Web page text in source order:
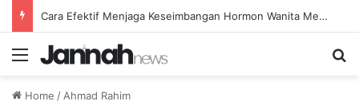
Cara Efektif Menjaga Keseimbangan Hormon Wanita Menjelang Menopause
Menu
Home / Ahmad Rahim